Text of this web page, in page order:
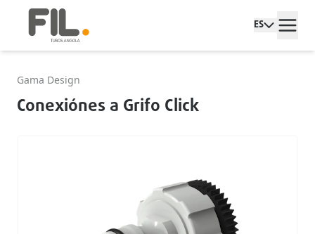
ES
Gama Design
Conexiónes a Grifo Click